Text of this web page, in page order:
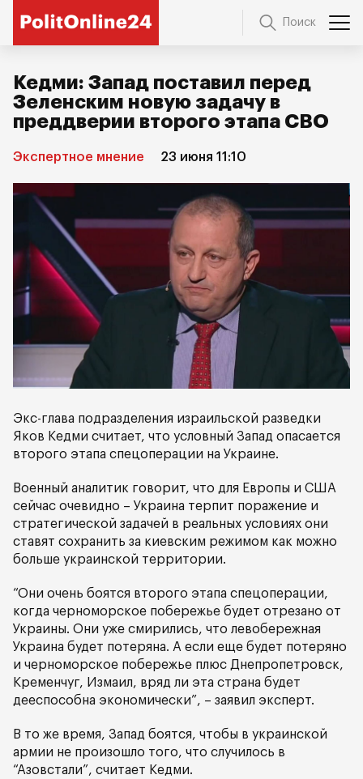
Поиск
Кедми: Запад поставил перед
Зеленским новую задачу в
преддверии второго этапа СВО
Экспертное мнение 23 июня 11:10
Экс-глава подразделения израильской разведки
Яков Кедми считает, что условный Запад опасается
второго этапа спецоперации на Украине.
Военный аналитик говорит, что для Европы и США
сейчас очевидно – Украина терпит поражение и
стратегической задачей в реальных условиях они
ставят сохранить за киевским режимом как можно
больше украинской территории.
“Они очень боятся второго этапа спецоперации,
когда черноморское побережье будет отрезано от
Украины. Они уже смирились, что левобережная
Украина будет потеряна. А если еще будет потеряно
и черноморское побережье плюс Днепропетровск,
Кременчуг, Измаил, вряд ли эта страна будет
дееспособна экономически”, – заявил эксперт.
В то же время, Запад боятся, чтобы в украинской
армии не произошло того, что случилось в
“Азовстали”, считает Кедми.